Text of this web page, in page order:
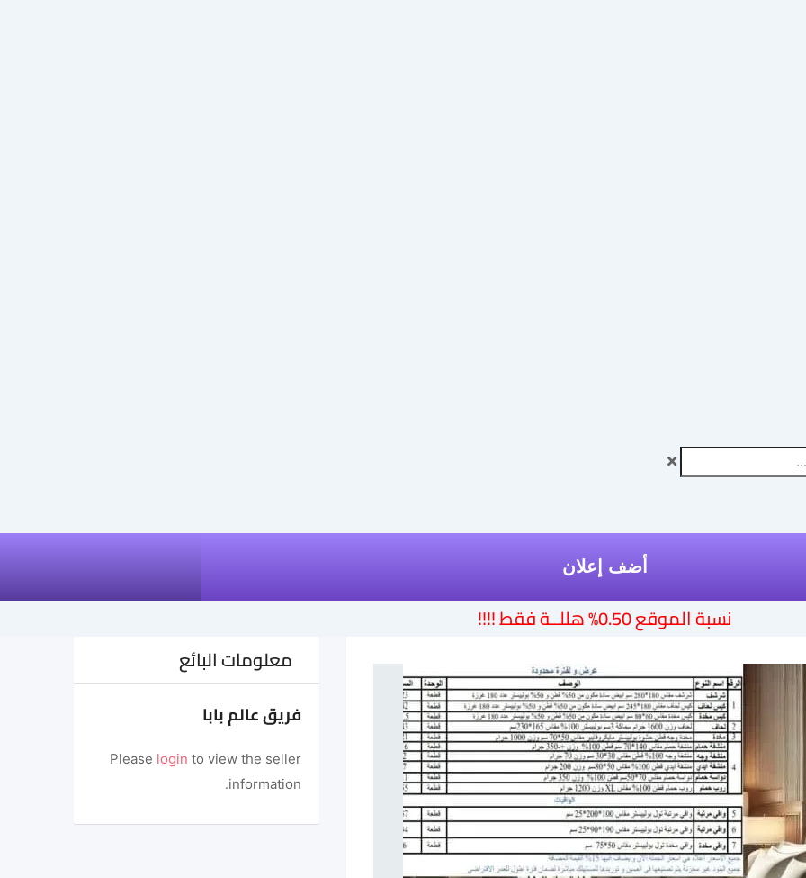
أضف إعلان
نسبة الموقع 0.50% هللــة فقط !!!!
معلومات البائع
فريق عالم بابا
Please login to view the seller
information.